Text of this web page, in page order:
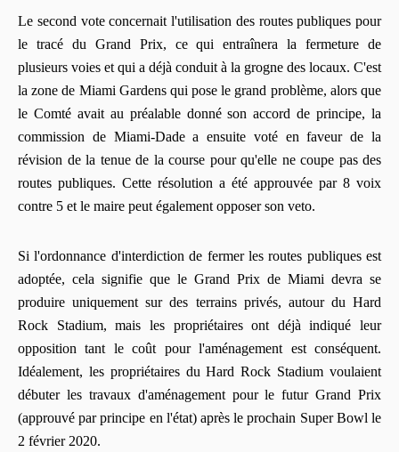
Le second vote concernait l'utilisation des routes publiques pour
le tracé du Grand Prix, ce qui entraînera la fermeture de
plusieurs voies et qui a déjà conduit à la grogne des locaux. C'est
la zone de Miami Gardens qui pose le grand problème, alors que
le Comté avait au préalable donné son accord de principe, la
commission de Miami-Dade a ensuite voté en faveur de la
révision de la tenue de la course pour qu'elle ne coupe pas des
routes publiques. Cette résolution a été approuvée par 8 voix
contre 5 et le maire peut également opposer son veto.
Si l'ordonnance d'interdiction de fermer les routes publiques est
adoptée, cela signifie que le Grand Prix de Miami devra se
produire uniquement sur des terrains privés, autour du Hard
Rock Stadium, mais les propriétaires ont déjà indiqué leur
opposition tant le coût pour l'aménagement est conséquent.
Idéalement, les propriétaires du Hard Rock Stadium voulaient
débuter les travaux d'aménagement pour le futur Grand Prix
(approuvé par principe en l'état) après le prochain Super Bowl le
2 février 2020.